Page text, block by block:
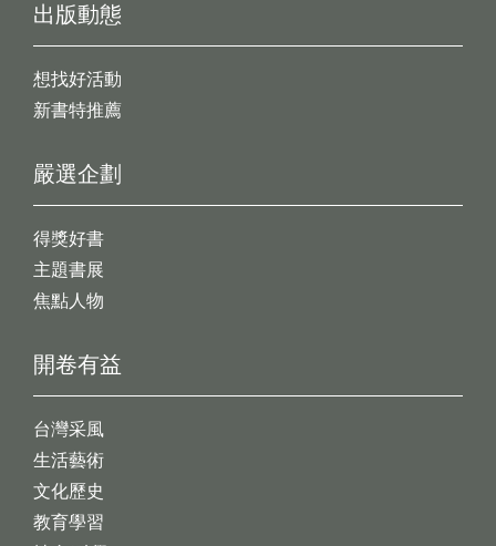
出版動態
想找好活動
新書特推薦
開卷有益
台灣采風
生活藝術
文化歷史
教育學習
嚴選企劃
得獎好書
主題書展
焦點人物